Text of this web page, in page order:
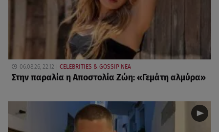
06.08.26, 22:12 CELEBRITIES & GOSSIP ΝΕΑ
Στην παραλία η Αποστολία Ζώη: «Γεμάτη αλμύρα»